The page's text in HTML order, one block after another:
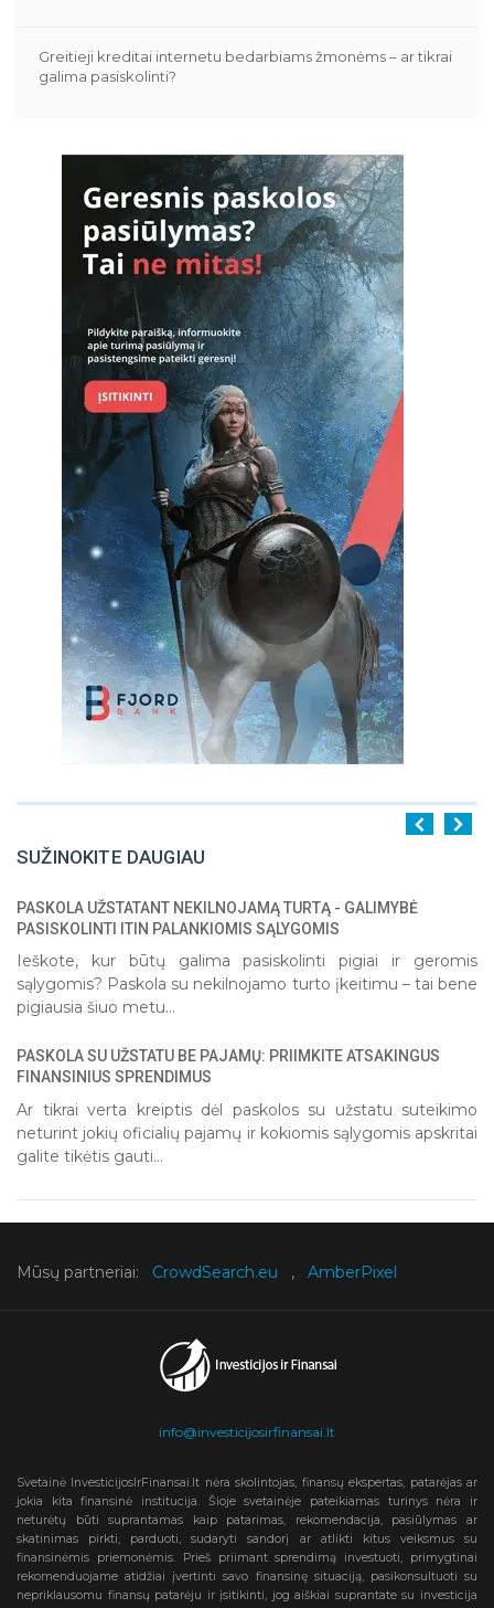
Greitieji kreditai internetu bedarbiams žmonėms – ar tikrai
galima pasiskolinti?
SUŽINOKITE DAUGIAU
1 2
PASKOLA UŽSTATANT NEKILNOJAMĄ TURTĄ - GALIMYBĖ
PASISKOLINTI ITIN PALANKIOMIS SĄLYGOMIS
Ieškote, kur būtų galima pasiskolinti pigiai ir geromis
sąlygomis? Paskola su nekilnojamo turto įkeitimu – tai bene
pigiausia šiuo metu...
PASKOLA SU UŽSTATU BE PAJAMŲ: PRIIMKITE ATSAKINGUS
FINANSINIUS SPRENDIMUS
Ar tikrai verta kreiptis dėl paskolos su užstatu suteikimo
neturint jokių oficialių pajamų ir kokiomis sąlygomis apskritai
galite tikėtis gauti...
Mūsų partneriai: CrowdSearch.eu , AmberPixel
info@investicijosirfinansai.lt
Svetainė InvesticijosIrFinansai.lt nėra skolintojas, finansų ekspertas, patarėjas ar
jokia kita finansinė institucija. Šioje svetainėje pateikiamas turinys nėra ir
neturėtų būti suprantamas kaip patarimas, rekomendacija, pasiūlymas ar
skatinimas pirkti, parduoti, sudaryti sandorį ar atlikti kitus veiksmus su
finansinėmis priemonėmis. Prieš priimant sprendimą investuoti, primygtinai
rekomenduojame atidžiai įvertinti savo finansinę situaciją, pasikonsultuoti su
nepriklausomu finansų patarėju ir įsitikinti, jog aiškiai suprantate su investicija